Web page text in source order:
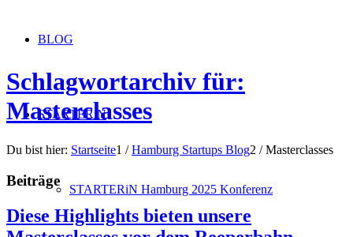
BLOG
STARTERiN
STARTERiN Hamburg 2025 Konferenz
Schlagwortarchiv für:
Masterclasses
Du bist hier: Startseite1 / Hamburg Startups Blog2 / Masterclasses
Beiträge
Diese Highlights bieten unsere